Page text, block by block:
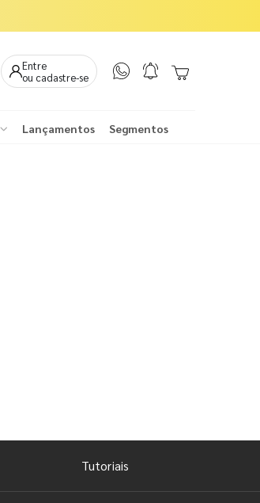
Entre
ou cadastre-se
Lançamentos Segmentos
Tutoriais